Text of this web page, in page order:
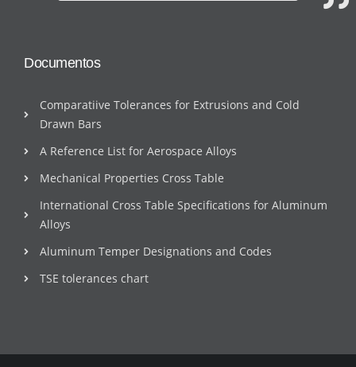
Documentos
Comparatiive Tolerances for Extrusions and Cold
Drawn Bars
A Reference List for Aerospace Alloys
Mechanical Properties Cross Table
International Cross Table Specifications for Aluminum
Alloys
Aluminum Temper Designations and Codes
TSE tolerances chart